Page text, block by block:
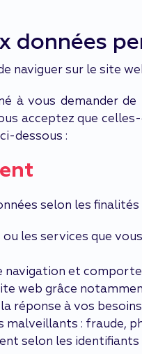
données
naviguer sur le site
à vous demander
acceptez que
dessous :
selon les finalités
les services que
et
web grâce
réponse à vos
: fraude,
selon les